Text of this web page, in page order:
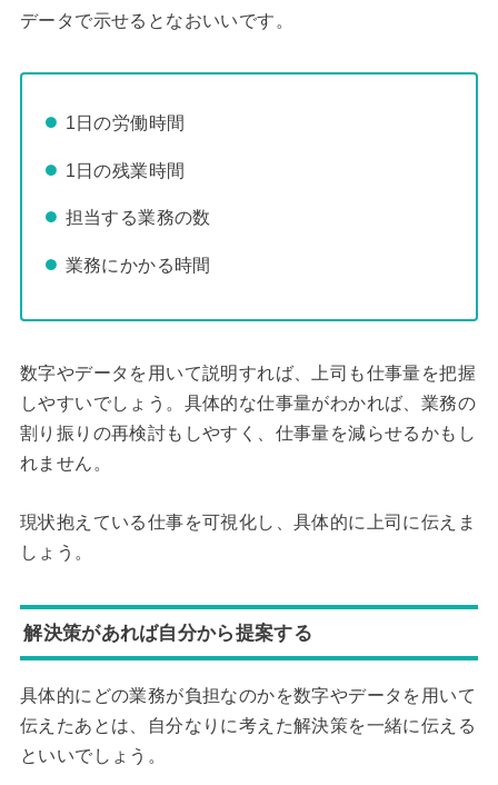
データで示せるとなおいいです。
1日の労働時間
1日の残業時間
担当する業務の数
業務にかかる時間
数字やデータを用いて説明すれば、上司も仕事量を把握
しやすいでしょう。具体的な仕事量がわかれば、業務の
割り振りの再検討もしやすく、仕事量を減らせるかもし
れません。
現状抱えている仕事を可視化し、具体的に上司に伝えま
しょう。
解決策があれば自分から提案する
具体的にどの業務が負担なのかを数字やデータを用いて
伝えたあとは、自分なりに考えた解決策を一緒に伝える
といいでしょう。